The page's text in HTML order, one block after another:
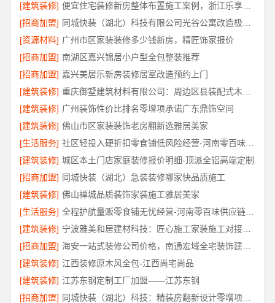
[建筑装修]
便宜住宅装修新房整体布置施工案例，浙江乐享新材料有限公司
[招商加盟]
[资源材料] 广州市区家装装修多少钱新房，精匠饰家报价
[招商加盟] 南湖区嘉兴锦居小户型全包整装推荐
[招商加盟] 嘉兴美居乐新房装修居室改造预约上门
[建筑装修]
[建筑装修] 广州装饰性价比排名零增项承诺广东鼎饰空间
[建筑装修] 佛山市区家装装饰老房翻新选雅居美家
[生活服务]
社区轻投入硬折扣零食铺低风险经营-河南零百味供应链有限公司
[建筑装修] 城区本土门店家庭装修报价明细-顶派全铝高端定制
[招商加盟] 同城快装（湖北）急装装修哪家快品质施工
[建筑装修] 佛山禅城品质装饰家装施工雅居美家
[生活服务]
全程护航量贩零食铺无忧经营-河南零百味供应链有限公司
[建筑装修]
宁波雅美和居建材科技：匠心施工家装施工对接渠道
[招商加盟]
海安一站式装修公司价格，南通宏域全宅装饰建材有限公司
[建筑装修] 江西装修原木风全包-江西尚宅尚品
[建筑装修] 江苏东钢定制工厂加盟——江苏东钢
[招商加盟]
同城快装（湖北）科技：精装房翻新设计零增项更安心